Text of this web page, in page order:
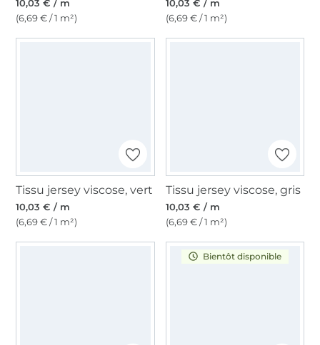
10,03 € / m
(6,69 € / 1 m²)
10,03 € / m
(6,69 € / 1 m²)
Tissu jersey viscose, vert
10,03 € / m
(6,69 € / 1 m²)
Tissu jersey viscose, gris
10,03 € / m
(6,69 € / 1 m²)
Bientôt disponible